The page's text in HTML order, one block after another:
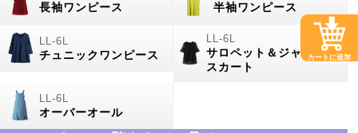
長袖ワンピース 半袖ワンピース
チュニックワンピース
サロペット＆ジャンパー
スカート
オーバーオール
カートに追加